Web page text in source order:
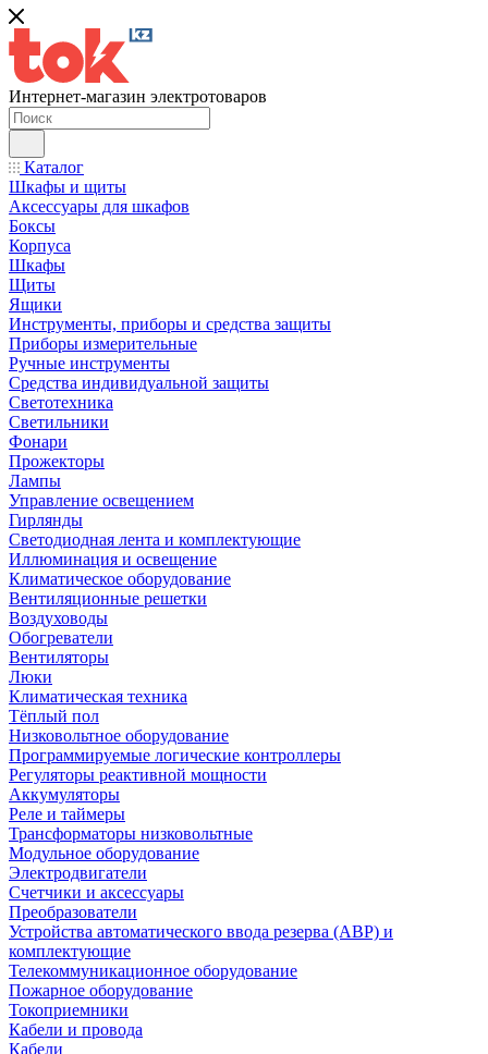
Интернет-магазин электротоваров
Каталог
Шкафы и щиты
Аксессуары для шкафов
Боксы
Корпуса
Шкафы
Щиты
Ящики
Инструменты, приборы и средства защиты
Приборы измерительные
Ручные инструменты
Средства индивидуальной защиты
Светотехника
Светильники
Фонари
Прожекторы
Лампы
Управление освещением
Гирлянды
Светодиодная лента и комплектующие
Иллюминация и освещение
Климатическое оборудование
Вентиляционные решетки
Воздуховоды
Обогреватели
Вентиляторы
Люки
Климатическая техника
Тёплый пол
Низковольтное оборудование
Программируемые логические контроллеры
Регуляторы реактивной мощности
Аккумуляторы
Реле и таймеры
Трансформаторы низковольтные
Модульное оборудование
Электродвигатели
Счетчики и аксессуары
Преобразователи
Устройства автоматического ввода резерва (АВР) и
комплектующие
Телекоммуникационное оборудование
Пожарное оборудование
Токоприемники
Кабели и провода
Кабели